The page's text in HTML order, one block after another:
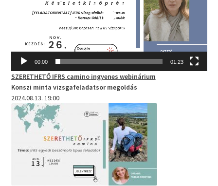
00:00 01:23
SZERETHETŐ IFRS camino ingyenes webinárium
Konszi minta vizsgafeladatsor megoldás
2024.08.13. 19:00